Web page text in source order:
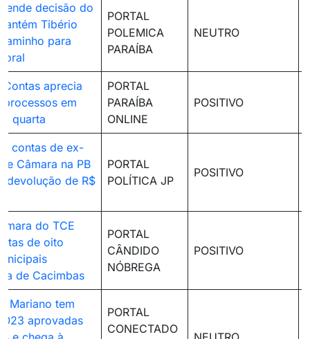
decisão do
Tibério
para
PORTAL
POLEMICA
PARAÍBA
NEUTRO
aprecia
em
quarta
PORTAL
PARAÍBA
ONLINE
POSITIVO
contas de ex-
Câmara na PB
devolução de R$
PORTAL
POLÍTICA JP
POSITIVO
do TCE
de oito
a de Cacimbas
PORTAL
CÂNDIDO
NÓBREGA
POSITIVO
Mariano tem
aprovadas
PORTAL
CONECTADO